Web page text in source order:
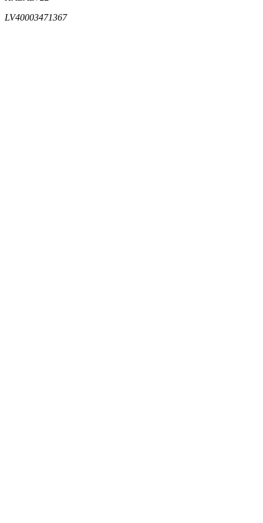
LV40003471367